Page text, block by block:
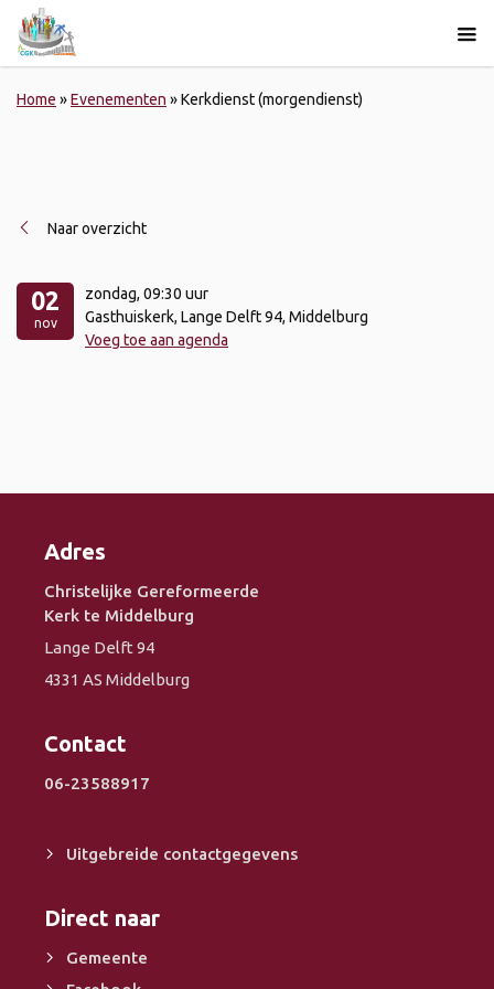
Home »Evenementen »Kerkdienst (morgendienst)
Naar overzicht
02
nov
zondag, 09:30 uur
Gasthuiskerk, Lange Delft 94, Middelburg
Voeg toe aan agenda
Adres
Christelijke Gereformeerde
Kerk te Middelburg
Lange Delft 94
4331 AS Middelburg
Contact
06-23588917
Uitgebreide contactgegevens
Direct naar
Gemeente